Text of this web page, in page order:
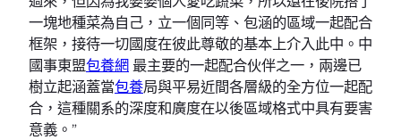
一塊地種菜為自己，立一個同等、包涵的區域一起配合
框架，接待一切國度在彼此尊敬的基本上介入此中。中
國事東盟包養網 最主要的一起配合伙伴之一，兩邊已
樹立起涵蓋當包養局與平易近間各層級的全方位一起配
合，這種關系的深度和廣度在以後區域格式中具有要害
意義。”